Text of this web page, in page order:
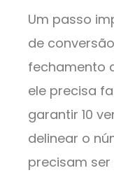
Um passo
de
fechamento
ele precisa
garantir 10
delinear o
precisam